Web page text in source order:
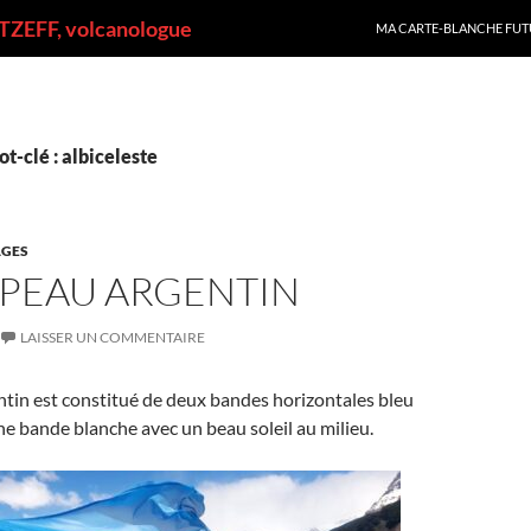
volcanologue
MA CARTE-BLANCHE
clé : albiceleste
ARGENTIN
LAISSER UN COMMENTAIRE
est constitué de deux bandes horizontales bleu
bande blanche avec un beau soleil au milieu.